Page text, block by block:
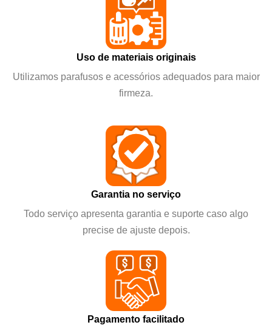
Uso de materiais originais
Utilizamos parafusos e acessórios adequados para maior
firmeza.
Garantia no serviço
Todo serviço apresenta garantia e suporte caso algo
precise de ajuste depois.
Pagamento facilitado